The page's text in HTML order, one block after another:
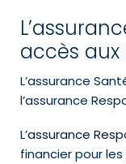
accès aux
L’assurance
l’assurance
L’assurance
financier pour les